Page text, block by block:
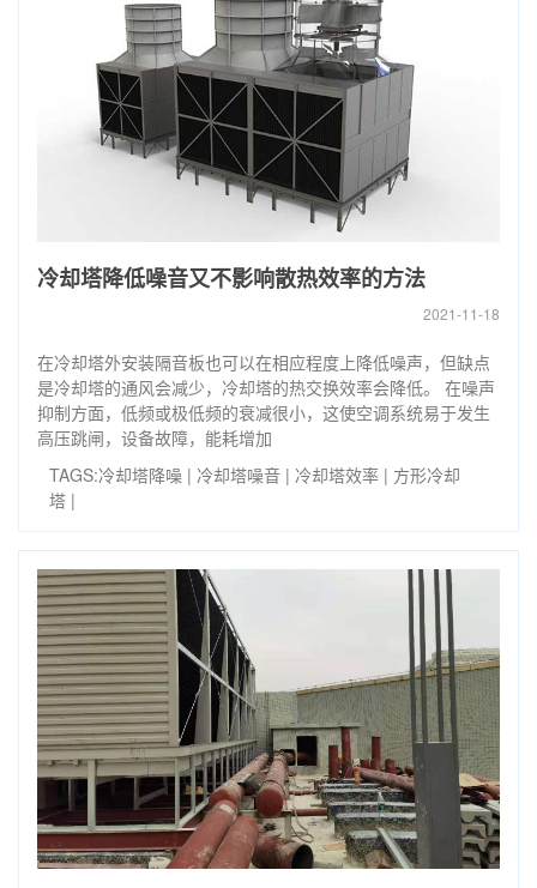
冷却塔降低噪音又不影响散热效率的方法
2021-11-18
在冷却塔外安装隔音板也可以在相应程度上降低噪声，但缺点
是冷却塔的通风会减少，冷却塔的热交换效率会降低。 在噪声
抑制方面，低频或极低频的衰减很小，这使空调系统易于发生
高压跳闸，设备故障，能耗增加
TAGS:冷却塔降噪 | 冷却塔噪音 | 冷却塔效率 | 方形冷却
塔 |